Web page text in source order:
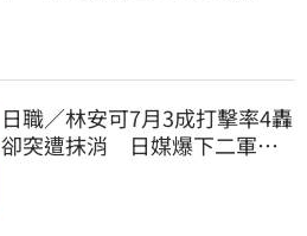
日職／林安可7月3成打擊率4轟
卻突遭抹消 日媒爆下二軍背